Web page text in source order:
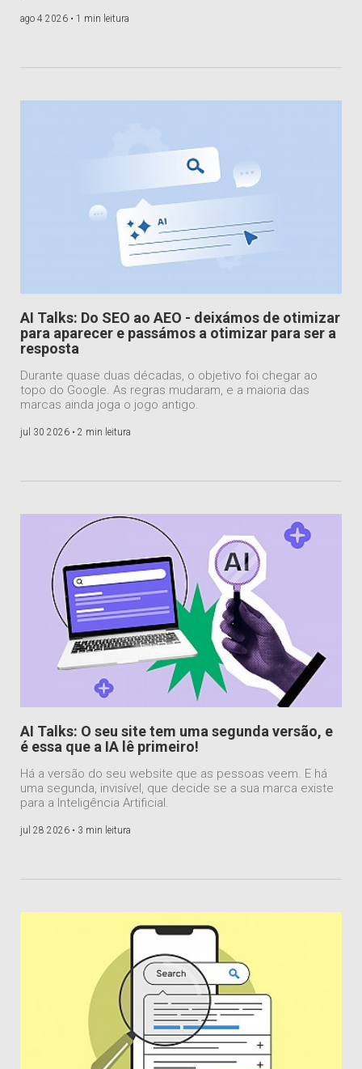
ago 4 2026 • 1 min leitura
AI Talks: Do SEO ao AEO - deixámos de otimizar
para aparecer e passámos a otimizar para ser a
resposta
Durante quase duas décadas, o objetivo foi chegar ao
topo do Google. As regras mudaram, e a maioria das
marcas ainda joga o jogo antigo.
jul 30 2026 • 2 min leitura
AI Talks: O seu site tem uma segunda versão, e
é essa que a IA lê primeiro!
Há a versão do seu website que as pessoas veem. E há
uma segunda, invisível, que decide se a sua marca existe
para a Inteligência Artificial.
jul 28 2026 • 3 min leitura